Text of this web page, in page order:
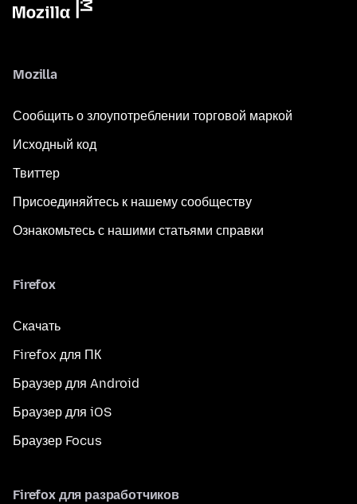
Mozilla
Сообщить о злоупотреблении торговой маркой
Исходный код
Твиттер
Присоединяйтесь к нашему сообществу
Ознакомьтесь с нашими статьями справки
Firefox
Скачать
Firefox для ПК
Браузер для Android
Браузер для iOS
Браузер Focus
Firefox для разработчиков